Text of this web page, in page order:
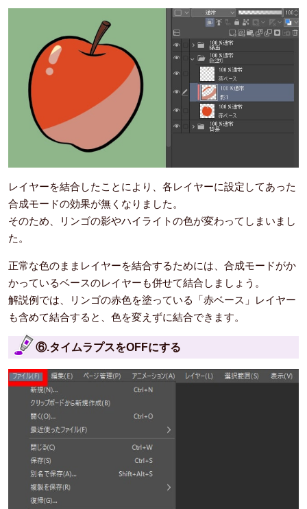
レイヤーを結合したことにより、各レイヤーに設定してあった
合成モードの効果が無くなりました。
そのため、リンゴの影やハイライトの色が変わってしまいまし
た。
正常な色のままレイヤーを結合するためには、合成モードがか
かっているベースのレイヤーも併せて結合しましょう。
解説例では、リンゴの赤色を塗っている「赤ベース」レイヤー
も含めて結合すると、色を変えずに結合できます。
⑥.タイムラプスをOFFにする